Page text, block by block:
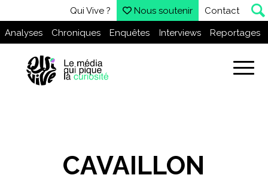
Qui Vive ? Nous soutenir Contact
Analyses Chroniques Enquêtes Interviews Reportages
CAVAILLON